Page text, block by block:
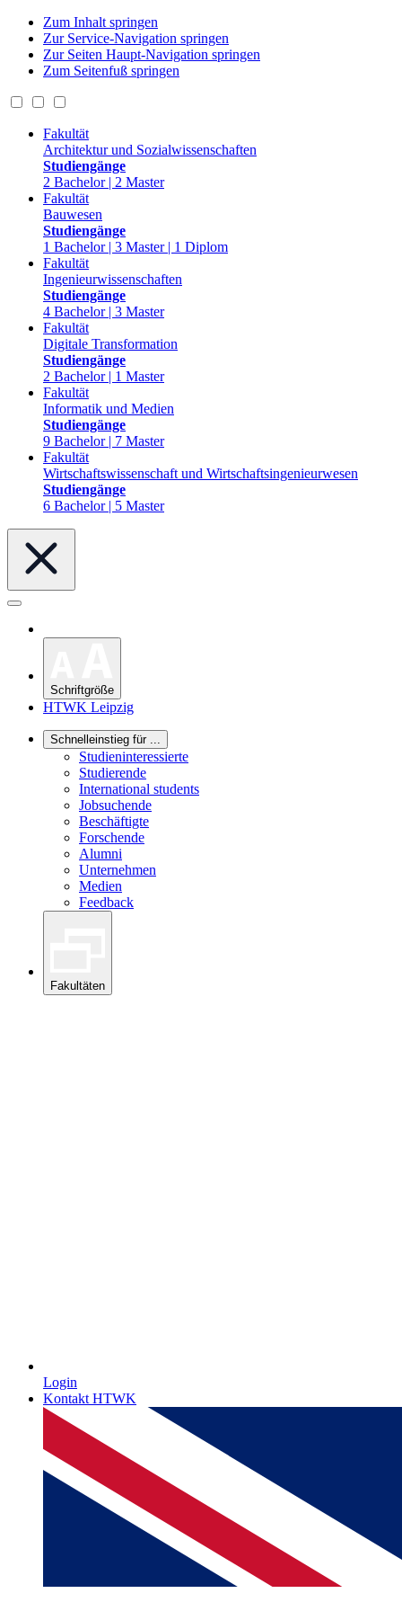
Zum Inhalt springen
Zur Service-Navigation springen
Zur Seiten Haupt-Navigation springen
Zum Seitenfuß springen
Fakultät
Architektur und Sozialwissenschaften
Studiengänge
2 Bachelor | 2 Master
Fakultät
Bauwesen
Studiengänge
1 Bachelor | 3 Master | 1 Diplom
Fakultät
Ingenieurwissenschaften
Studiengänge
4 Bachelor | 3 Master
Fakultät
Digitale Transformation
Studiengänge
2 Bachelor | 1 Master
Fakultät
Informatik und Medien
Studiengänge
9 Bachelor | 7 Master
Fakultät
Wirtschaftswissenschaft und Wirtschaftsingenieurwesen
Studiengänge
6 Bachelor | 5 Master
Schriftgröße
HTWK Leipzig
Schnelleinstieg für ...
Studieninteressierte
Studierende
International students
Jobsuchende
Beschäftigte
Forschende
Alumni
Unternehmen
Medien
Feedback
Fakultäten
Login
Kontakt HTWK